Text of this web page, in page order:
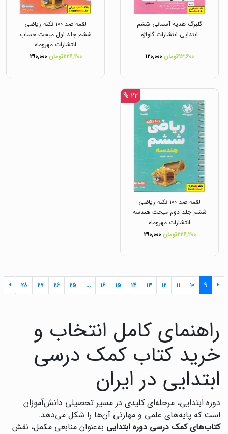
گلبرگ هدیه آسمانی ششم
ابتدایی انتشارات گلواژه
۹۳,۶۰۰تومان ۱۲۰,۰۰۰
لقمه صد ۱۰۰ نکته ریاضی
ششم جلد اول مبحث حساب
انتشارات مهروماه
۲۲۶,۲۰۰تومان
۲۹۰,۰۰۰
۲۲ %
لقمه صد ۱۰۰ نکته ریاضی
ششم جلد دوم مبحث هندسه
انتشارات مهروماه
۲۲۶,۲۰۰تومان
۲۹۰,۰۰۰
۹ ۱۰ ۱۱ ۱۲ ۱۳ ۱۴ ۱۵ ۱۶ ... ۲۵ ۲۶ ۲۷ ۲۸
راهنمای کامل انتخاب و
خرید کتاب کمک درسی
ابتدایی در ایران
دوره ابتدایی، مرحله‌ای کلیدی در مسیر تحصیلی دانش‌آموزان
است که پایه‌های علمی و مهارتی آن‌ها را شکل می‌دهد.
کتاب‌های کمک درسی دوره ابتدایی به‌عنوان منابعی مکمل، نقش